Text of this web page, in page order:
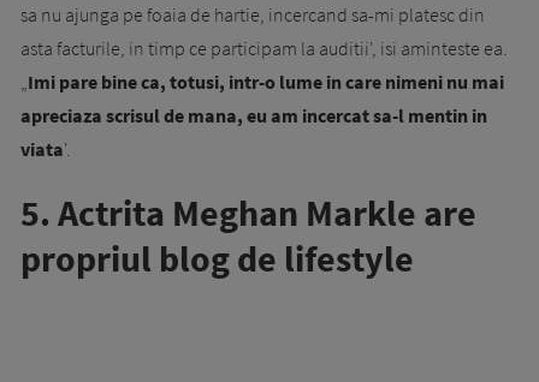
sa nu ajunga pe foaia de hartie, incercand sa-mi platesc din
asta facturile, in timp ce participam la auditii', isi aminteste ea.
Imi pare bine ca, totusi, intr-o lume in care nimeni nu mai
apreciaza scrisul de mana, eu am incercat sa-l mentin in
viata'.
5. Actrita Meghan Markle are
propriul blog de lifestyle